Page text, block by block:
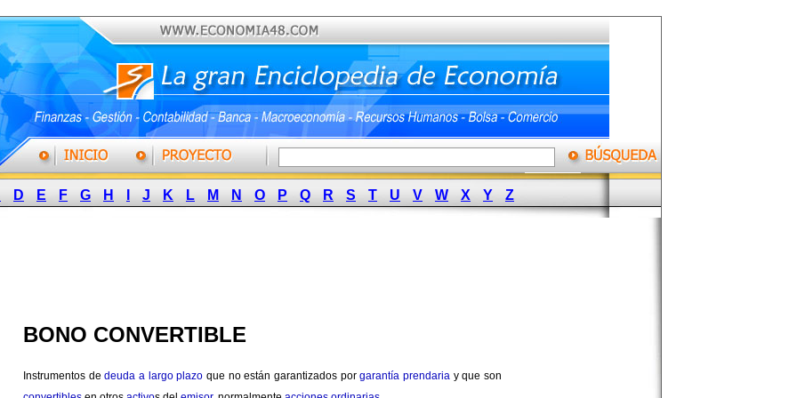
D E F G H J K L M N O P Q R S T U V W X Y Z
BONO CONVERTIBLE
Instrumentos dedeuda a largo plazo que no están garantizados porgarantía prendaria y que son